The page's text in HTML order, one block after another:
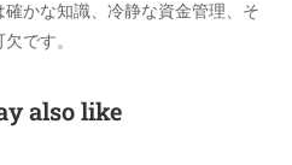
かな知識、冷静な資金管理、そ
です。
also like